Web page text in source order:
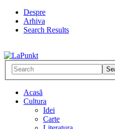
Despre
Arhiva
Search Results
Acasă
Cultura
Idei
Carte